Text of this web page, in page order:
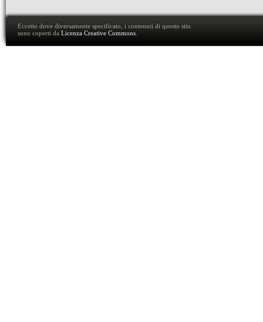
Eccetto dove diversamente specificato, i contenuti di questo sito
sono coperti da Licenza Creative Commons